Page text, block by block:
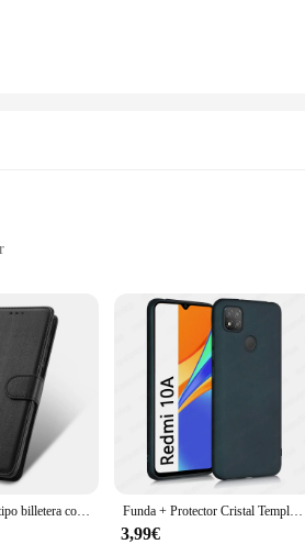
and ports
a statement of style. Crafted from high-
ensuring that your Redmi 10A stands
safe and secure.
precise cutouts allow for easy access to
cases make them easy to carry, whether
Funda protectora tipo billetera con tapa para Xiaomi Redmi 13C 12 10 10A 10C 9 9A 9C 9T 8 8A 7 7A 6A 5 5A POCO M3 X3 X5 Pro NFC Funda de cuero PU Funda + Protector Cristal Templado Meloenvias Compatible Con XIAOMI REDMI 10A Carcasa Forro Protector Trasera, Gel TPU Silicona Suave Flexible Mate, Color Negro, Ajuste Perfecto, Acceso Conectores Carga y Auriculares
3,99€